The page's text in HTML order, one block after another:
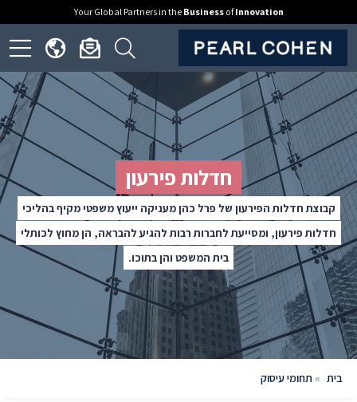
Your Global Partners in the BusinessofInnovation
Click
to
open
search
form
Click
to
open
dialog
Click
to
open
menu
to
חדלות פירעון
קבוצת חדלות הפירעון של פרל כהן מעניקה ייעוץ משפטי מקיף בהליכי
חדלות פירעון, ומסייעת לחברות רבות להגיע להבראה, הן מחוץ לכותלי
בית המשפט והן בתוכו.
בית » תחומי עיסוק